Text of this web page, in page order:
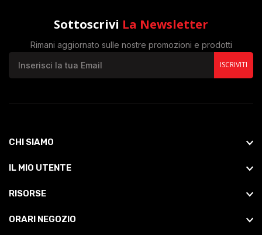
Sottoscrivi La Newsletter
Rimani aggiornato sulle nostre promozioni e prodotti
ISCRIVITI
CHI SIAMO
IL MIO UTENTE
RISORSE
ORARI NEGOZIO